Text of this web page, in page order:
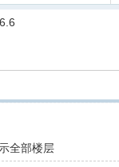
全部楼层